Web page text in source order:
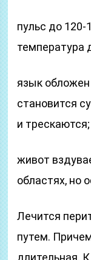
пульс до 120-
температура
язык
становится
и трескаются;
живот
областях, но
Лечится
путем.
длительная.